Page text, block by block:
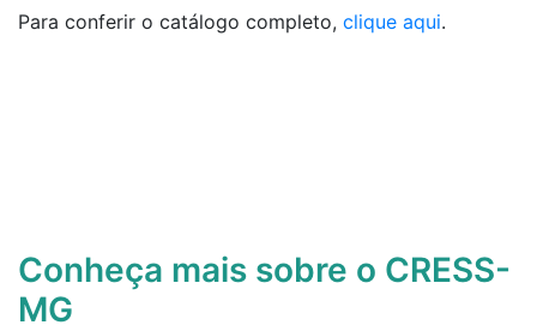
Para conferir o catálogo completo, clique aqui.
Conheça mais sobre o CRESS-
MG